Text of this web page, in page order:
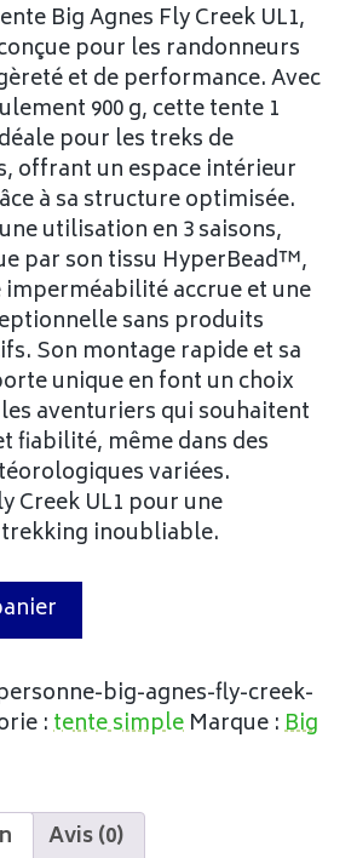
Big Agnes Fly Creek UL1,
pour les randonneurs
et de performance. Avec
900 g, cette tente 1
pour les treks de
offrant un espace intérieur
à sa structure optimisée.
utilisation en 3 saisons,
par son tissu HyperBead™,
imperméabilité accrue et une
sans produits
Son montage rapide et sa
unique en font un choix
aventuriers qui souhaitent
fiabilité, même dans des
variées.
Creek UL1 pour une
inoubliable.
big-agnes-fly-creek-
:tente simple Marque :Big
Avis (0)